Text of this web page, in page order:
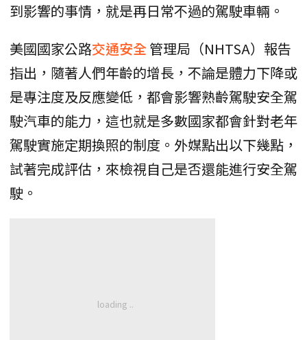
到影響的事情，就是再日常不過的駕駛車輛。
美國國家公路交通安全管理局（NHTSA）報告
指出，隨著人們年齡的增長，不論是體力下降或
是專注度及反應變低，都會影響熟齡駕駛安全駕
駛汽車的能力，這也就是多數國家都會針對老年
駕駛實施定期換照的制度。外媒點出以下幾點，
試著完成評估，來檢視自己是否還能進行安全駕
駛。